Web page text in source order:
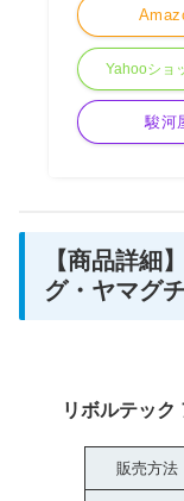
Yahooショ
駿河
【商品詳細
グ・ヤマグ
リボルテック
販売方法